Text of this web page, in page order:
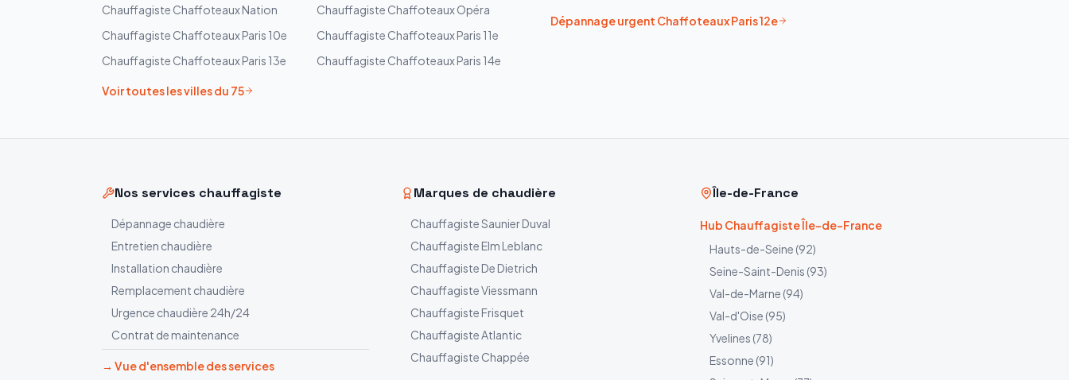
Chauffagiste ChaffoteauxNation Chauffagiste ChaffoteauxOpéra
Chauffagiste ChaffoteauxParis 10e Chauffagiste ChaffoteauxParis 11e
Chauffagiste ChaffoteauxParis 13e Chauffagiste ChaffoteauxParis 14e
Voir toutes les villes du 75
Dépannage urgent ChaffoteauxParis 12e
Nos services chauffagiste
Dépannage chaudière
Entretien chaudière
Installation chaudière
Remplacement chaudière
Urgence chaudière 24h/24
Contrat de maintenance
→ Vue d'ensemble des services
Marques de chaudière
ChauffagisteSaunier Duval
Chauffagiste Elm Leblanc
Chauffagiste De Dietrich
ChauffagisteViessmann
Chauffagiste Frisquet
ChauffagisteAtlantic
Chauffagiste Chappée
Île-de-France
Hub Chauffagiste Île-de-France
Hauts-de-Seine (92)
Seine-Saint-Denis (93)
Val-de-Marne (94)
Val-d'Oise (95)
Yvelines (78)
Essonne (91)